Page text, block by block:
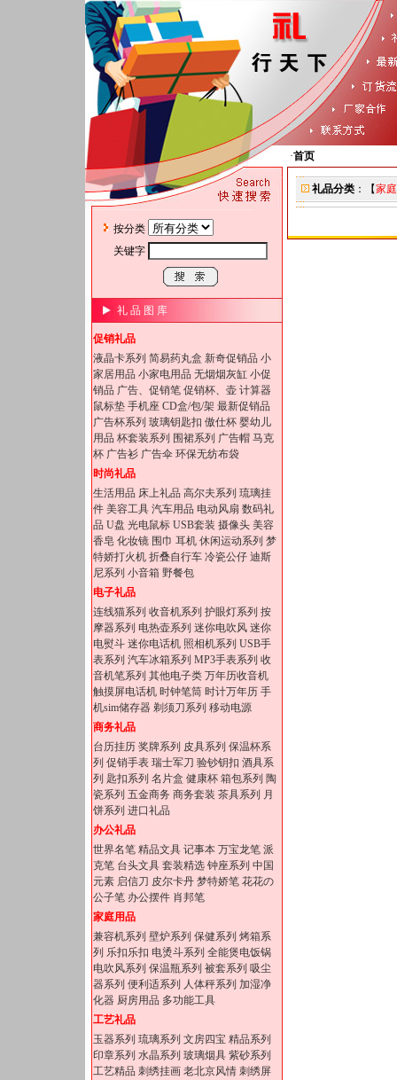
按分类
关键字
礼 品 图 库
促销礼品
液晶卡系列 简易药丸盒 新奇促销品 小
家居用品 小家电用品 无烟烟灰缸 小促
销品 广告、促销笔 促销杯、壶 计算器
鼠标垫 手机座 CD盒/包/架 最新促销品
广告杯系列 玻璃钥匙扣 傲仕杯 婴幼儿
用品 杯套装系列 围裙系列 广告帽 马克
杯 广告衫 广告伞 环保无纺布袋
时尚礼品
生活用品 床上礼品 高尔夫系列 琉璃挂
件 美容工具 汽车用品 电动风扇 数码礼
品 U盘 光电鼠标 USB套装 摄像头 美容
香皂 化妆镜 围巾 耳机 休闲运动系列 梦
特娇打火机 折叠自行车 冷瓷公仔 迪斯
尼系列 小音箱 野餐包
电子礼品
连线猫系列 收音机系列 护眼灯系列 按
摩器系列 电热壶系列 迷你电吹风 迷你
电熨斗 迷你电话机 照相机系列 USB手
表系列 汽车冰箱系列 MP3手表系列 收
音机笔系列 其他电子类 万年历收音机
触摸屏电话机 时钟笔筒 时计万年历 手
机sim储存器 剃须刀系列 移动电源
商务礼品
台历挂历 奖牌系列 皮具系列 保温杯系
列 促销手表 瑞士军刀 验钞钥扣 酒具系
列 匙扣系列 名片盒 健康杯 箱包系列 陶
瓷系列 五金商务 商务套装 茶具系列 月
饼系列 进口礼品
办公礼品
世界名笔 精品文具 记事本 万宝龙笔 派
克笔 台头文具 套装精选 钟座系列 中国
元素 启信刀 皮尔卡丹 梦特娇笔 花花の
公子笔 办公摆件 肖邦笔
家庭用品
兼容机系列 壁炉系列 保健系列 烤箱系
列 乐扣乐扣 电烫斗系列 全能煲电饭锅
电吹风系列 保温瓶系列 被套系列 吸尘
器系列 便利适系列 人体秤系列 加湿净
化器 厨房用品 多功能工具
工艺礼品
玉器系列 琉璃系列 文房四宝 精品系列
印章系列 水晶系列 玻璃烟具 紫砂系列
工艺精品 刺绣挂画 老北京风情 刺绣屏
·首页
礼品分类：【家